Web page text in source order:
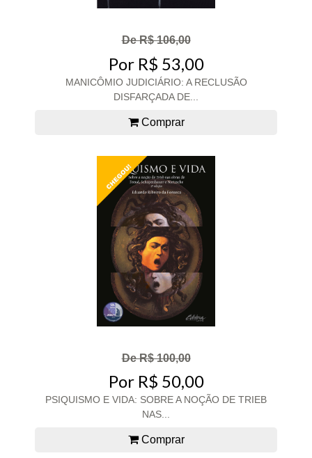
De R$ 106,00
Por R$ 53,00
MANICÔMIO JUDICIÁRIO: A RECLUSÃO
DISFARÇADA DE...
Comprar
De R$ 100,00
Por R$ 50,00
PSIQUISMO E VIDA: SOBRE A NOÇÃO DE TRIEB
NAS...
Comprar